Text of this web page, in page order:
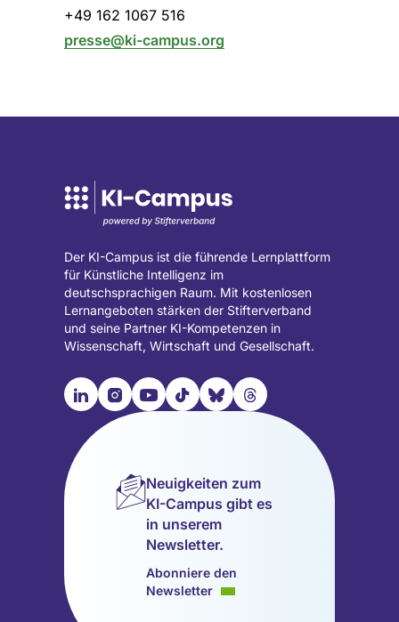
+49 162 1067 516
presse@ki-campus.org
Der KI-Campus ist die führende Lernplattform
für Künstliche Intelligenz im
deutschsprachigen Raum. Mit kostenlosen
Lernangeboten stärken der Stifterverband
und seine Partner KI-Kompetenzen in
Wissenschaft, Wirtschaft und Gesellschaft.

Besuche
unsere
LinkedIn
📹︎
Besuche
unsere
(wird
in
einem
neuen
geöffnet)
📺︎
Besuche
(wird
in
einem
neuen
Tab
geöffnet)
🎵︎
Besuche
(wird
in
einem
neuen
Tab
geöffnet)
🦋︎
Besuche
(wird
in
einem
neuen
Tab
geöffnet)
🧵︎
Besuche
unsere
(wird
in
Neuigkeiten zum
KI-Campus gibt es
in unserem
Newsletter.
Abonniere den
Newsletter